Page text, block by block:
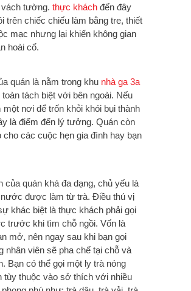
tường. thực khách đến đây
trên chiếc chiếu làm bằng tre, thiết
mạc nhưng lại khiến không gian
hoài cổ.
quán là nằm trong khu nhà ga 3a
toàn tách biệt với bên ngoài. Nếu
một nơi để trốn khỏi khói bụi thành
là điểm đến lý tưởng. Quán còn
cho các cuộc hẹn gia đình hay bạn
của quán khá đa dạng, chủ yếu là
được làm từ trà. Điều thú vị
khác biệt là thực khách phải gọi
trước khi tìm chỗ ngồi. Vốn là
mở, nên ngay sau khi bạn gọi
nhân viên sẽ pha chế tại chỗ và
Bạn có thể gọi một ly trà nóng
tùy thuộc vào sở thích với nhiều